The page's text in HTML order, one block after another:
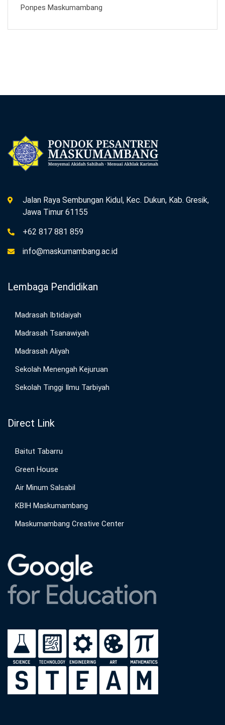
Ponpes Maskumambang
Jalan Raya Sembungan Kidul, Kec. Dukun, Kab. Gresik,
Jawa Timur 61155
+62 817 881 859
info@maskumambang.ac.id
Lembaga Pendidikan
Madrasah Ibtidaiyah
Madrasah Tsanawiyah
Madrasah Aliyah
Sekolah Menengah Kejuruan
Sekolah Tinggi Ilmu Tarbiyah
Direct Link
Baitut Tabarru
Green House
Air Minum Salsabil
KBIH Maskumambang
Maskumambang Creative Center